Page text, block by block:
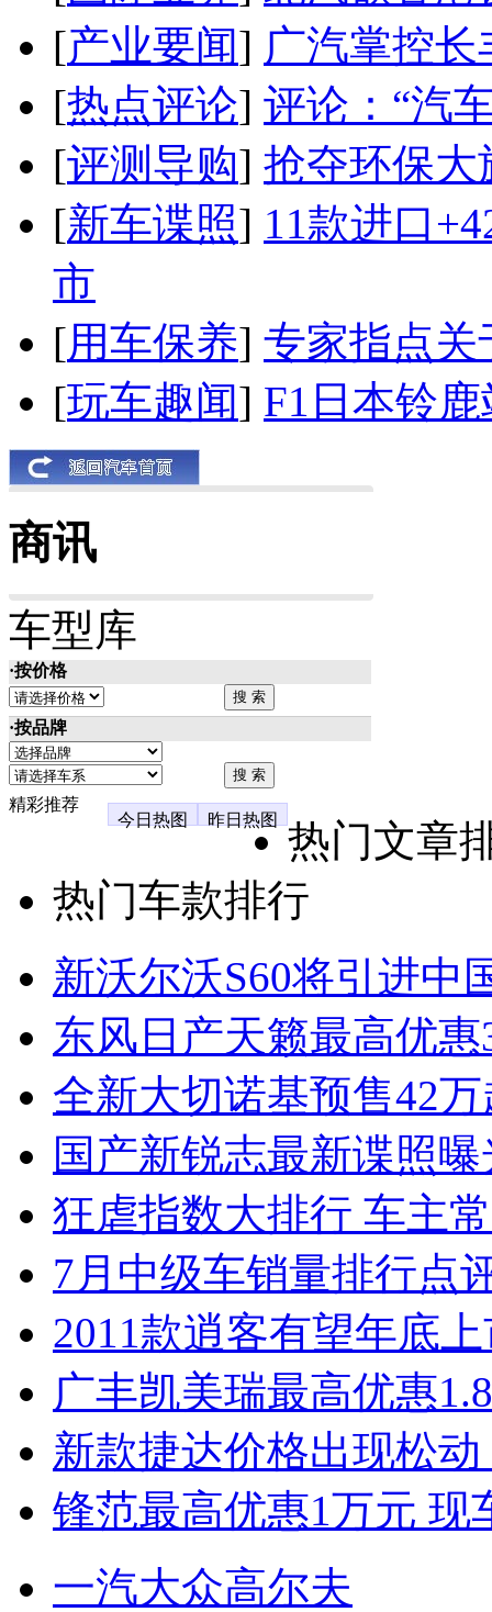
[产业要闻] 广汽掌控
[热点评论] 评论：“汽
[评测导购] 抢夺环保大
[新车谍照] 11款进口
市
[用车保养] 专家指点关
[玩车趣闻] F1日本铃
商讯
车型库
·按价格
·按品牌
精彩推荐
今日热图
昨日热图
热门文章
热门车款排行
新沃尔沃S60将引进中
东风日产天籁最高优
全新大切诺基预售42
国产新锐志最新谍照
狂虐指数大排行 车主
7月中级车销量排行点
2011款逍客有望年底
广丰凯美瑞最高优惠
新款捷达价格出现松
锋范最高优惠1万元 现
一汽大众高尔夫